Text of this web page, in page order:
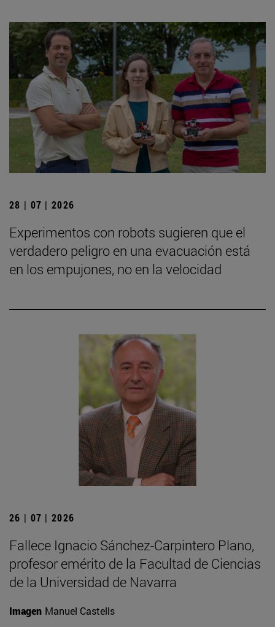
28 | 07 | 2026
Experimentos con robots sugieren que el
verdadero peligro en una evacuación está
en los empujones, no en la velocidad
26 | 07 | 2026
Fallece Ignacio Sánchez-Carpintero Plano,
profesor emérito de la Facultad de Ciencias
de la Universidad de Navarra
Imagen Manuel Castells